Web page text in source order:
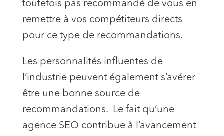
toutefois pas recommandé de vous en
remettre à vos compétiteurs directs
pour ce type de recommandations.
Les personnalités influentes de
l’industrie peuvent également s’avérer
être une bonne source de
recommandations. Le fait qu’une
agence SEO contribue à l’avancement